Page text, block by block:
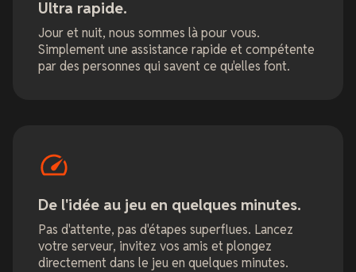
Ultra rapide.
Jour et nuit, nous sommes là pour vous.
Simplement une assistance rapide et compétente
par des personnes qui savent ce qu'elles font.
De l'idée au jeu en quelques minutes.
Pas d'attente, pas d'étapes superflues. Lancez
votre serveur, invitez vos amis et plongez
directement dans le jeu en quelques minutes.